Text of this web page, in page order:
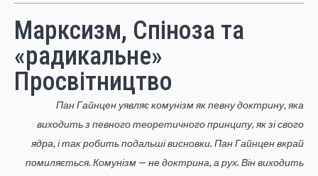
Марксизм, Спіноза та
«радикальне»
Просвітництво
Пан Гайнцен уявляє комунізм як певну доктрину, яка
виходить з певного теоретичного принципу, як зі свого
ядра, і так робить подальші висновки. Пан Гайнцен вкрай
помиляється. Комунізм — не доктрина, а рух. Він виходить